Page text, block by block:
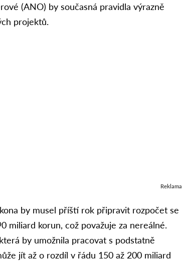
(ANO) by současná pravidla výrazně
projektů.
Reklama
by musel příští rok připravit rozpočet se
miliard korun, což považuje za nereálné.
by umožnila pracovat s podstatně
jít až o rozdíl v řádu 150 až 200 miliard